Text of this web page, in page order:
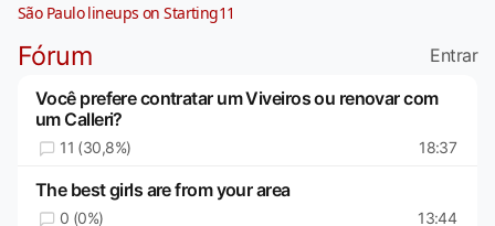
São Paulo lineups on Starting11
Fórum
Entrar
Você prefere contratar um Viveiros ou renovar com
um Calleri?
11 (30,8%) 18:37
The best girls are from your area
0 (0%) 13:44